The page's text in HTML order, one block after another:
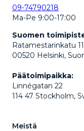
09-74790218
Ma-Pe 9:00-17:00
Suomen
Ratamestarinkatu
00520 Helsinki,
Päätoimipaikka:
Linnégatan 22
114 47 Stockholm,
Meistä